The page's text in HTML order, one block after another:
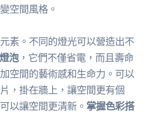
空間風格。
素。不同的燈光可以營造出不
泡，它們不僅省電，而且壽命
空間的藝術感和生命力。可以
，掛在牆上，讓空間更有個
以讓空間更清新。 掌握色彩搭